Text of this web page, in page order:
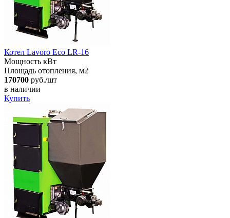
Котел Lavoro Eco LR-16
Мощность кВт
Площадь отопления, м2
170700 руб./шт
в наличии
Купить